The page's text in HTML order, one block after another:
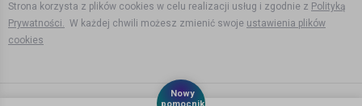
Kyle - Hey Now (Official Music Video)
13 lat temu •
Strona korzysta z plików cookies w celu realizacji usług i zgodnie z Polityką
Prywatności. W każdej chwili możesz zmienić swoje ustawienia plików
cookies
Nowy
pomocnik